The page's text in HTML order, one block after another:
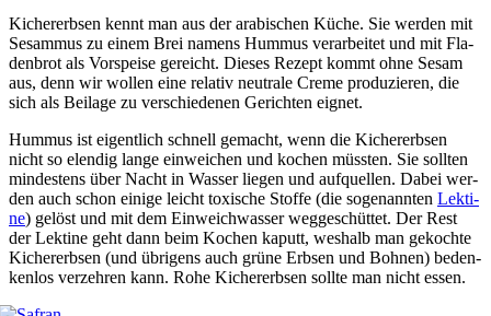
Kicher­erb­sen kennt man aus der ara­bi­schen Küche. Sie wer­den mit
Sesam­mus zu einem Brei namens Hum­mus ver­ar­bei­tet und mit Fla­
den­brot als Vor­spei­se gereicht. Die­ses Rezept kommt ohne Sesam
aus, denn wir wol­len eine rela­tiv neu­tra­le Creme pro­du­zie­ren, die
sich als Bei­la­ge zu ver­schie­de­nen Gerich­ten eig­net.
Hum­mus ist eigent­lich schnell gemacht, wenn die Kicher­erb­sen
nicht so elen­dig lan­ge ein­wei­chen und kochen müss­ten. Sie soll­ten
min­des­tens über Nacht in Was­ser lie­gen und auf­quel­len. Dabei wer­
den auch schon eini­ge leicht toxi­sche Stof­fe (die soge­nann­ten Lek­ti­
ne) gelöst und mit dem Ein­weich­was­ser weg­ge­schüt­tet. Der Rest
der Lek­ti­ne geht dann beim Kochen kaputt, wes­halb man gekoch­te
Kicher­erb­sen (und übri­gens auch grü­ne Erb­sen und Boh­nen) beden­
ken­los ver­zeh­ren kann. Rohe Kicher­erb­sen soll­te man nicht essen.